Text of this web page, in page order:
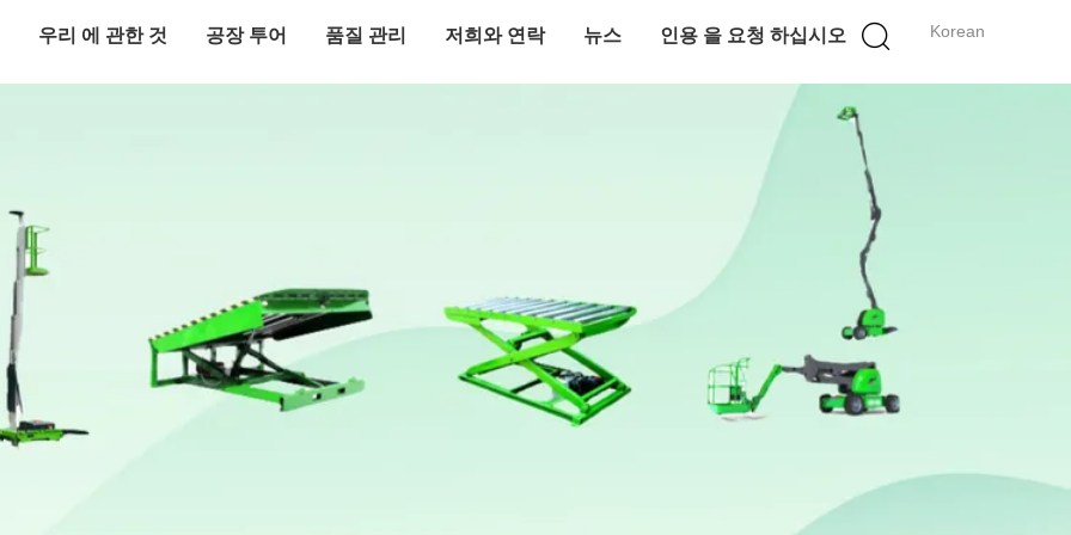
Korean
우리 에 관한 것 공장 투어 품질 관리 저희와 연락 뉴스 인용 을 요청 하십시오